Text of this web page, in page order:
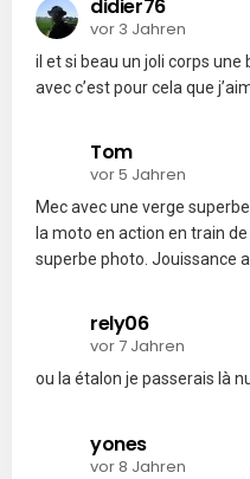
didier76
vor 3 Jahren
il et si beau un joli corps
avec c’est pour cela que
Tom
vor 5 Jahren
Mec avec une verge
la moto en action en train
superbe photo. Jouissance
rely06
vor 7 Jahren
ou la étalon je passerais là
yones
vor 8 Jahren